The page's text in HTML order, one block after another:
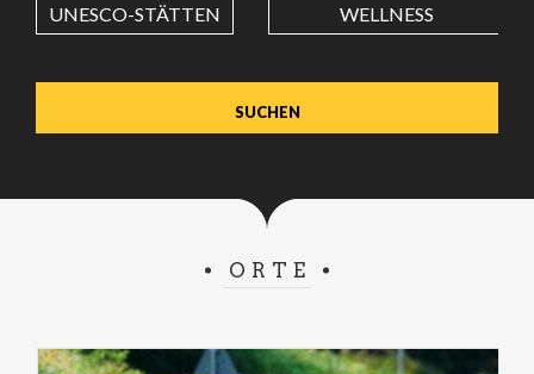
Wert in Dezimalgrad. Punkt (.) als Dezimalzeichen
UNESCO-STÄTTEN WELLNESS
ORTE